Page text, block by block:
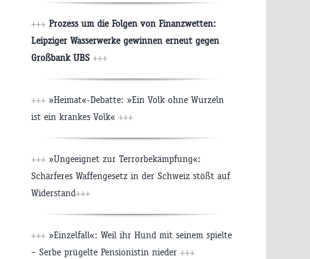
+++ Prozess um die Folgen von Finanzwetten:
Leipziger Wasserwerke gewinnen erneut gegen
Großbank UBS +++
+++ »Heimat«-Debatte: »Ein Volk ohne Wurzeln
ist ein krankes Volk« +++
+++ »Ungeeignet zur Terrorbekämpfung«:
Schärferes Waffengesetz in der Schweiz stößt auf
Widerstand+++
+++ »Einzelfall«: Weil ihr Hund mit seinem spielte
– Serbe prügelte Pensionistin nieder +++